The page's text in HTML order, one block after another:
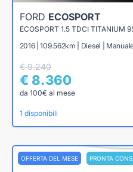
FORD ECOSPORT
ECOSPORT 1.5 TDCI TITANIUM
2016 | 109.562km | Diesel |
€ 9.240
€ 8.360
da 100€ al mese
1 disponibili
OFFERTA DEL MESE PRONTA